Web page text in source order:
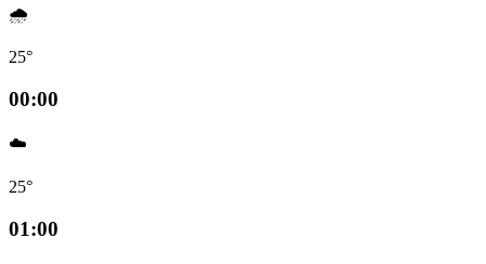
🌧️
25°
00:00
☁️
25°
01:00